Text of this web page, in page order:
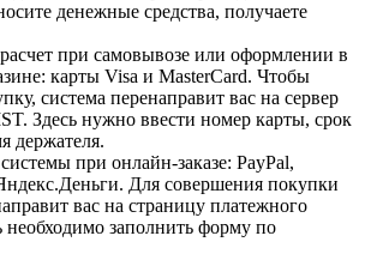
денежные средства, получаете
при самовывозе или оформлении в
карты Visa и MasterCard. Чтобы
система перенаправит вас на сервер
Здесь нужно ввести номер карты, срок
держателя.
при онлайн-заказе: PayPal,
Для совершения покупки
вас на страницу платежного
необходимо заполнить форму по